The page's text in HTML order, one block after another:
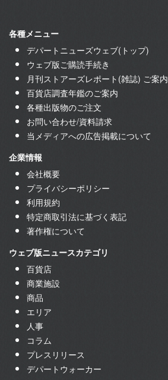
各種メニュー
デパートニューズウェブ(トップ)
ウェブ版ご購読手続き
月刊ストアーズレポート(雑誌) ご案内
百貨店調査年鑑のご案内
各種出版物のご注文
お問い合わせ/資料請求
当メディアへの広告掲載について
企業情報
会社概要
プライバシーポリシー
利用規約
特定商取引法に基づく表記
著作権について
ウェブ版ニュースカテゴリ
百貨店
商業施設
商品
エリア
人事
コラム
プレスリリース
デパートウォーカー